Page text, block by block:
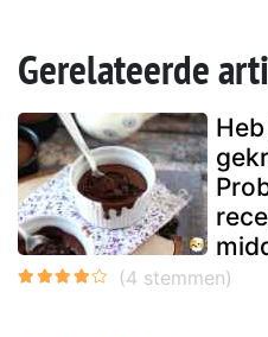
Gerelateerde